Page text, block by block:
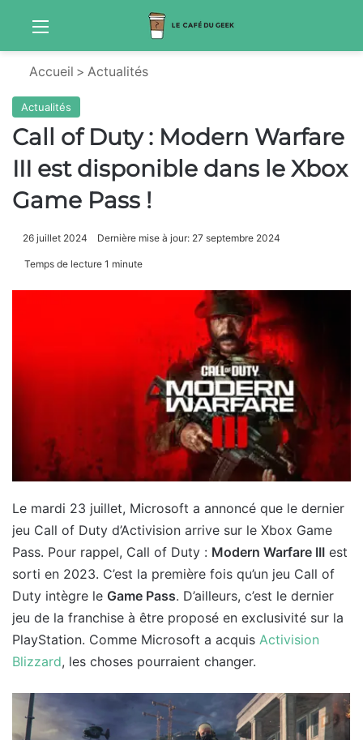
Menu
Accueil > Actualités
Actualités
Call of Duty : Modern Warfare
III est disponible dans le Xbox
Game Pass !
26 juillet 2024 Dernière mise à jour: 27 septembre 2024
Temps de lecture 1 minute
Le mardi 23 juillet, Microsoft a annoncé que le dernier
jeu Call of Duty d’Activision arrive sur le Xbox Game
Pass. Pour rappel, Call of Duty : Modern Warfare III est
sorti en 2023. C’est la première fois qu’un jeu Call of
Duty intègre le Game Pass. D’ailleurs, c’est le dernier
jeu de la franchise à être proposé en exclusivité sur la
PlayStation. Comme Microsoft a acquis Activision
Blizzard, les choses pourraient changer.